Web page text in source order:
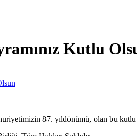
Kutlu
87. yıldönümü, olan bu